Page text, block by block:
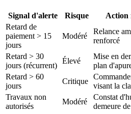
Signal d'alerte Risque Action
Retard de
paiement > 15
jours
Modéré
Relance
renforcé
Retard > 30
jours (récurrent)
Élevé
Mise en
plan
Retard > 60
jours
Critique
visant la
Travaux non
autorisés
Modéré
Constat
demeure